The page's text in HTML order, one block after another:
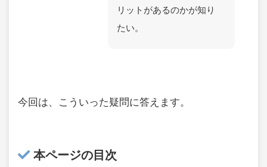
リットがあるのかが知り
たい。
今回は、こういった疑問に答えます。
本ページの目次